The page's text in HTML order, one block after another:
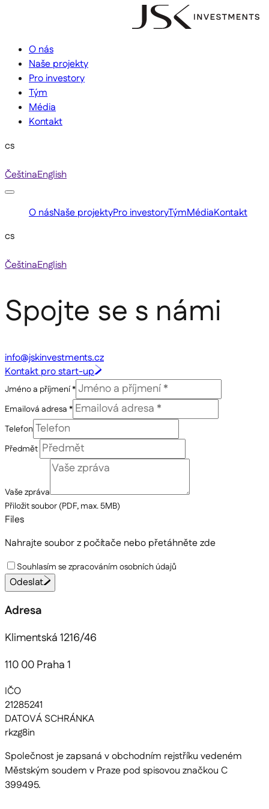
O nás
Naše projekty
Pro investory
Tým
Média
Kontakt
cs
ČeštinaEnglish
O násNaše projektyPro investoryTýmMédiaKontakt
cs
ČeštinaEnglish
Spojte se s námi
info@jskinvestments.cz
Kontakt pro start-up
Jméno a příjmení *
Emailová adresa *
Telefon
Předmět
Vaše zpráva
Přiložit soubor (PDF, max. 5MB)
Files
Nahrajte soubor z počítače nebo přetáhněte zde
Souhlasím se zpracováním osobních údajů
Odeslat
Adresa
Klimentská 1216/46
110 00 Praha 1
IČO
21285241
DATOVÁ SCHRÁNKA
rkzg8in
Společnost je zapsaná v obchodním rejstříku vedeném
Městským soudem v Praze pod spisovou značkou C
399495.